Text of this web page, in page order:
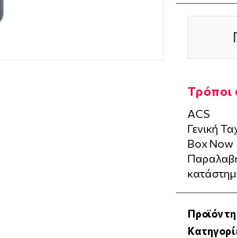
Τρόποι
ACS
Γενική
Box Now
Προϊόν